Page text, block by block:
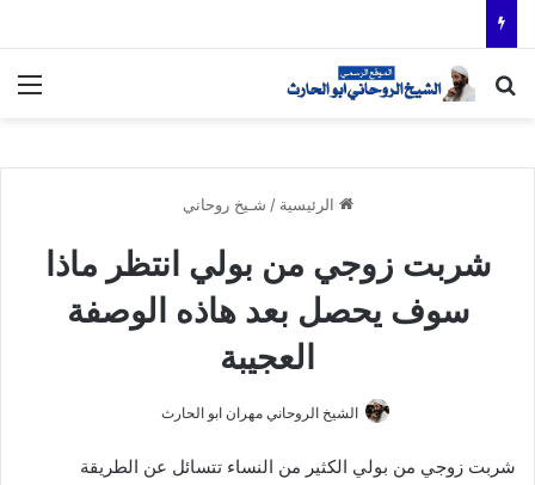
بحث عن
الرئيسية / شـيخ روحاني
شربت زوجي من بولي انتظر ماذا
سوف يحصل بعد هاذه الوصفة
العجيبة
الشيخ الروحاني مهران ابو الحارث
شربت زوجي من بولي الكثير من النساء تتسائل عن الطريقة